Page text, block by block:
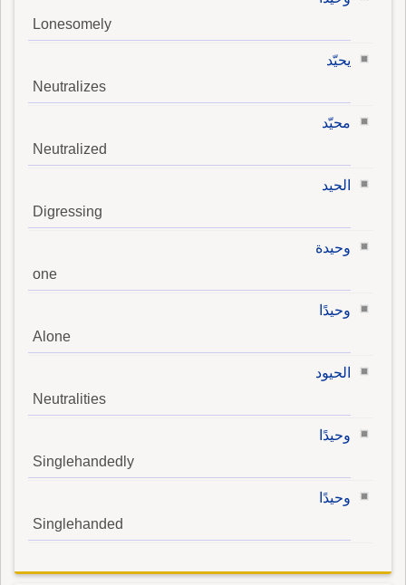
Lonesomely
يحيّد
Neutralizes
محيّد
Neutralized
الحيد
Digressing
وحيدة
one
وحيدًا
Alone
الحيود
Neutralities
وحيدًا
Singlehandedly
وحيدًا
Singlehanded